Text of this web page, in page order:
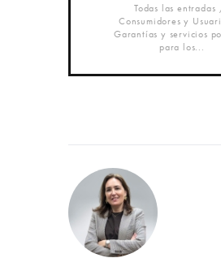
Todas las entradas
Consumidores y
Garantías y servicios
para los...